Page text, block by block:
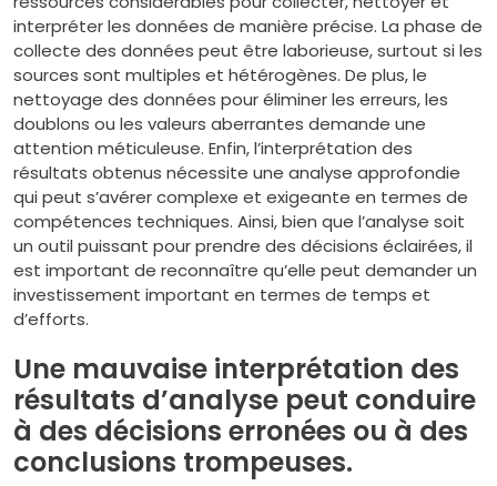
interpréter les données de manière précise. La phase de
collecte des données peut être laborieuse, surtout si les
sources sont multiples et hétérogènes. De plus, le
nettoyage des données pour éliminer les erreurs, les
doublons ou les valeurs aberrantes demande une
attention méticuleuse. Enfin, l’interprétation des
résultats obtenus nécessite une analyse approfondie
qui peut s’avérer complexe et exigeante en termes de
compétences techniques. Ainsi, bien que l’analyse soit
un outil puissant pour prendre des décisions éclairées, il
est important de reconnaître qu’elle peut demander un
investissement important en termes de temps et
d’efforts.
Une mauvaise interprétation des
résultats d’analyse peut conduire
à des décisions erronées ou à des
conclusions trompeuses.